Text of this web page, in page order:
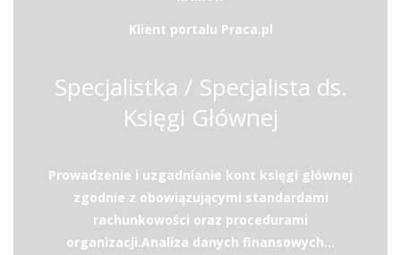
Klient portalu Praca.pl
Specjalistka / Specjalista ds.
Księgi Głównej
Prowadzenie i uzgadnianie kont księgi głównej
zgodnie z obowiązującymi standardami
rachunkowości oraz procedurami
organizacji.Analiza danych finansowych...